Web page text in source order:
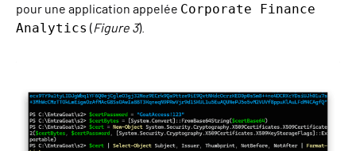
pour une application appelée Corporate Finance
Analytics (Figure 3).